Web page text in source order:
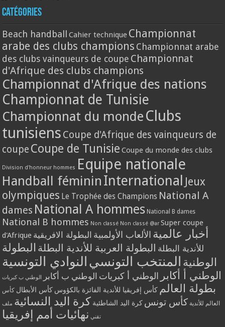
Catégories
Beach handball Cahier technique Championnat
arabe des clubs champions Championnat arabe
des clubs vainqueurs de coupe Championnat
d'Afrique des clubs champions
Championnat d'Afrique des nations
Championnat de Tunisie
Championnat du monde Clubs
tunisiens Coupe d'Afrique des vainqueurs de
coupe Coupe de Tunisie Coupe du monde des clubs
Division d'honneur hommes Equipe nationale
Handball féminin International Jeux
olympiques Le Trophée des Champions National A
dames National A hommes National B dames
National B hommes Non classé Non classé @ar Super coupe
d'Afrique
أخبار عالمية الألعاب الأولمبية البطولة الافريقية
للأندية البطلة البطولة العربية للأندية البطلة البطولة
الوطنية المنتخب التونسي النوادي التونسية
الوطني أ أكابر الوطني أ كبريات الوطني ب أكابر الوطني ب كبريات
بطولة العالم كأس إفريقيا للأندية الفائزة بالكؤوس كأس الأبطال كأس
العالم للأندية كأس تونس كرة اليد الشاطئية كرة اليد النسائية ملف
تقني نهائيات أمم إفريقيا